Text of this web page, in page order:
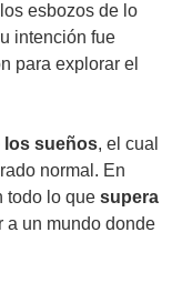
esbozos de lo
intención fue
para explorar el
los sueños, el cual
normal. En
todo lo que supera
a un mundo donde